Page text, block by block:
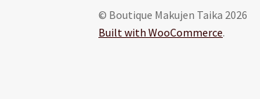
© Boutique Makujen Taika 2026
Built with WooCommerce.